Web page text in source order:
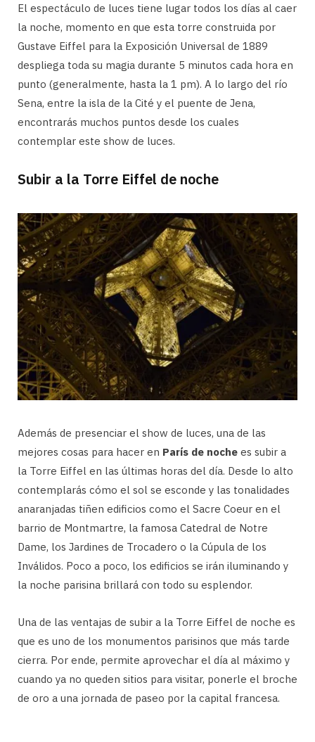
El espectáculo de luces tiene lugar todos los días al caer
la noche, momento en que esta torre construida por
Gustave Eiffel para la Exposición Universal de 1889
despliega toda su magia durante 5 minutos cada hora en
punto (generalmente, hasta la 1 pm). A lo largo del río
Sena, entre la isla de la Cité y el puente de Jena,
encontrarás muchos puntos desde los cuales
contemplar este show de luces.
Subir a la Torre Eiffel de noche
Además de presenciar el show de luces, una de las
mejores cosas para hacer en París de noche es subir a
la Torre Eiffel en las últimas horas del día. Desde lo alto
contemplarás cómo el sol se esconde y las tonalidades
anaranjadas tiñen edificios como el Sacre Coeur en el
barrio de Montmartre, la famosa Catedral de Notre
Dame, los Jardines de Trocadero o la Cúpula de los
Inválidos. Poco a poco, los edificios se irán iluminando y
la noche parisina brillará con todo su esplendor.
Una de las ventajas de subir a la Torre Eiffel de noche es
que es uno de los monumentos parisinos que más tarde
cierra. Por ende, permite aprovechar el día al máximo y
cuando ya no queden sitios para visitar, ponerle el broche
de oro a una jornada de paseo por la capital francesa.